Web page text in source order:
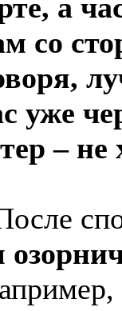
а
со
уже
– не